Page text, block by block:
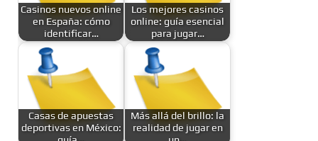
Casinos nuevos online
en España: cómo
identificar…
Los mejores casinos
online: guía esencial
para jugar…
Casas de apuestas
deportivas en México:
Más allá del brillo: la
realidad de jugar en